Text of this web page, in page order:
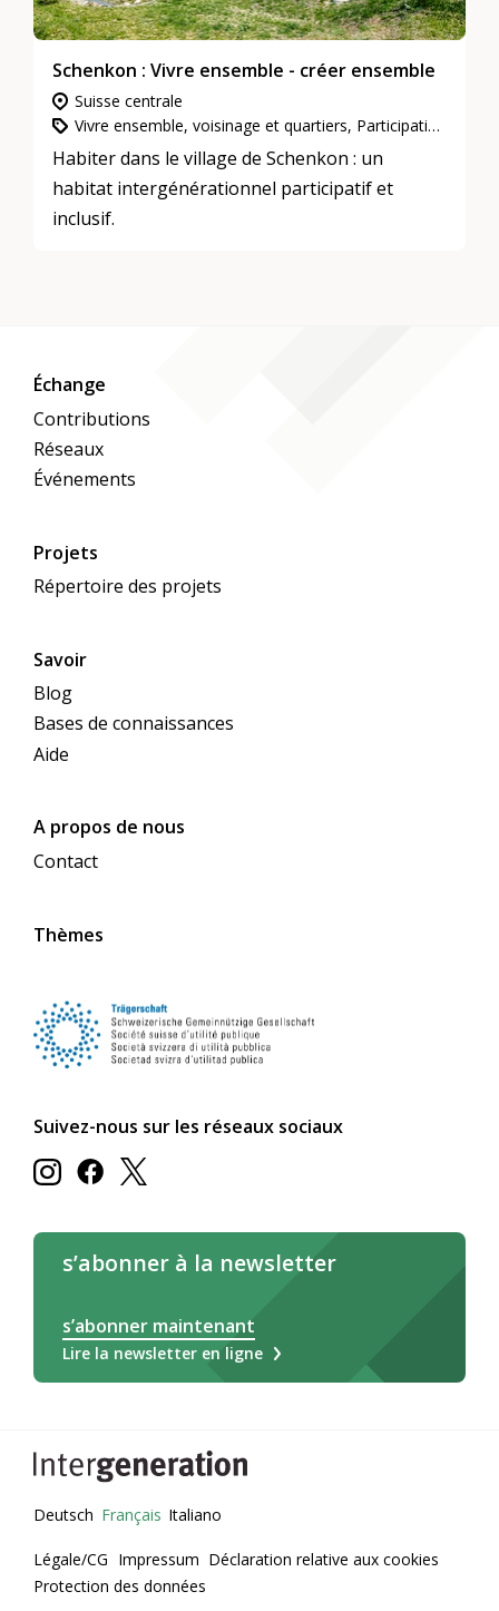
Schenkon : Vivre ensemble - créer ensemble
Suisse centrale
Vivre ensemble, voisinage et quartiers, Participation, intégration et inclusion, Habitation intergénérationnelle
Habiter dans le village de Schenkon : un
habitat intergénérationnel participatif et
inclusif.
Échange
Contributions
Réseaux
Événements
Projets
Répertoire des projets
Savoir
Blog
Bases de connaissances
Aide
A propos de nous
Contact
Thèmes
Suivez-nous sur les réseaux sociaux
s’abonner à la newsletter
s’abonner maintenant
Lire la newsletter en ligne
Légale/CG Impressum Déclaration relative aux cookies
Protection des données
Deutsch Français Italiano